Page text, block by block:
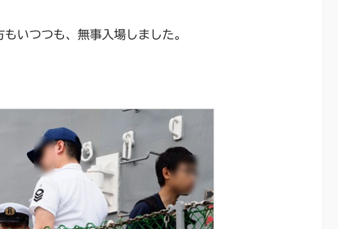
いつつも、無事入場しました。